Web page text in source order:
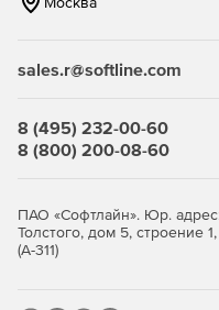
sales.r@softline.com
8 (495) 232-00-60
8 (800) 200-08-60
ПАО «Софтлайн». Юр.
Толстого, дом 5, строение
(А-311)